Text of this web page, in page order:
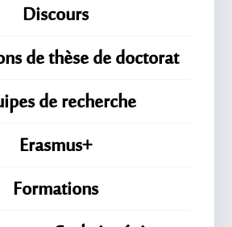
Discours
de thèse de doctorat
de recherche
Erasmus+
Formations